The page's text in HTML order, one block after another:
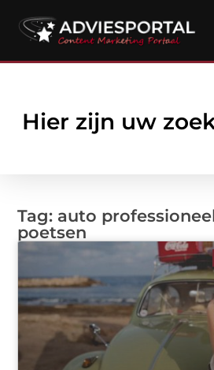
Hier zijn uw
Tag: auto
poetsen